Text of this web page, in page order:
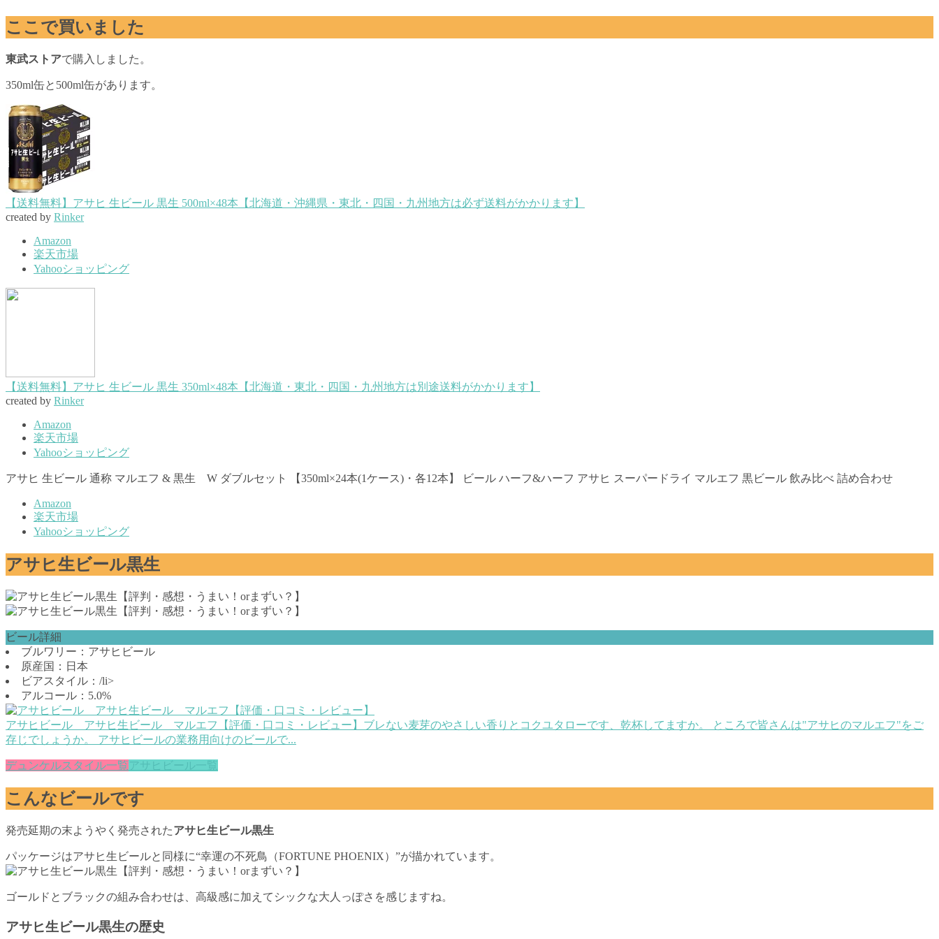
ここで買いました
東武ストアで購入しました。
350ml缶と500ml缶があります。
【送料無料】アサヒ 生ビール 黒生 500ml×48本【北海道・沖縄県・東北・四国・九州地方は必ず送料がかかります】
created by Rinker
Amazon
楽天市場
Yahooショッピング
【送料無料】アサヒ 生ビール 黒生 350ml×48本【北海道・東北・四国・九州地方は別途送料がかかります】
created by Rinker
Amazon
楽天市場
Yahooショッピング
アサヒ 生ビール 通称 マルエフ & 黒生 W ダブルセット 【350ml×24本(1ケース)・各12本】 ビール ハーフ&ハーフ アサヒ スーパードライ マルエフ 黒ビール 飲み比べ 詰め合わせ
Amazon
楽天市場
Yahooショッピング
アサヒ生ビール黒生
ビール詳細
ブルワリー：アサヒビール
原産国：日本
ビアスタイル：/li>
アルコール：5.0%
アサヒビール アサヒ生ビール マルエフ【評価・口コミ・レビュー】ブレない麦芽のやさしい香りとコクユタローです、乾杯してますか。 ところで皆さんは"アサヒのマルエフ"をご
存じでしょうか。 アサヒビールの業務用向けのビールで...
デュンケルスタイル一覧 アサヒビール一覧
こんなビールです
発売延期の末ようやく発売されたアサヒ生ビール黒生
パッケージはアサヒ生ビールと同様に“幸運の不死鳥（FORTUNE PHOENIX）”が描かれています。
ゴールドとブラックの組み合わせは、高級感に加えてシックな大人っぽさを感じますね。
アサヒ生ビール黒生の歴史